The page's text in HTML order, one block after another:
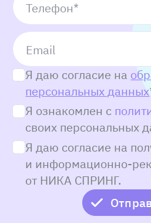
Телефон*
Email
Я даю согласие на
персональных данных
Я ознакомлен с
своих персональных
Я даю согласие на
и информационно-
от НИКА СПРИНГ.